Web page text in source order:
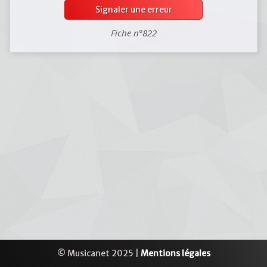
Signaler une erreur
Fiche n°822
© Musicanet 2025 | Mentions légales